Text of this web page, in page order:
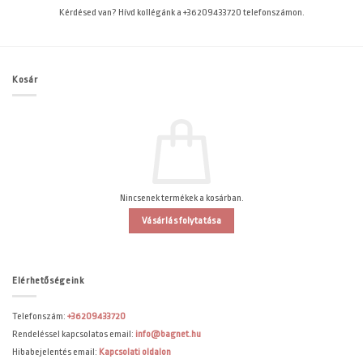
Kérdésed van? Hívd kollégánk a +36209433720 telefonszámon.
Kosár
Nincsenek termékek a kosárban.
Vásárlás folytatása
Elérhetőségeink
Telefonszám: +36209433720
Rendeléssel kapcsolatos email: info@bagnet.hu
Hibabejelentés email: Kapcsolati oldalon